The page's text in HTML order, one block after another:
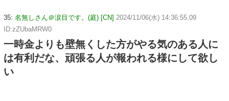
35: 名無しさん＠涙目です。(庭) [CN] 2024/11/06(水) 14:36:55.09
ID:zZUbaMRW0
一時金よりも壁無くした方がやる気のある人に
は有利だな、頑張る人が報われる様にして欲し
い